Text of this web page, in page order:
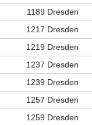
1189 Dresden
1217 Dresden
1219 Dresden
1237 Dresden
1239 Dresden
1257 Dresden
1259 Dresden